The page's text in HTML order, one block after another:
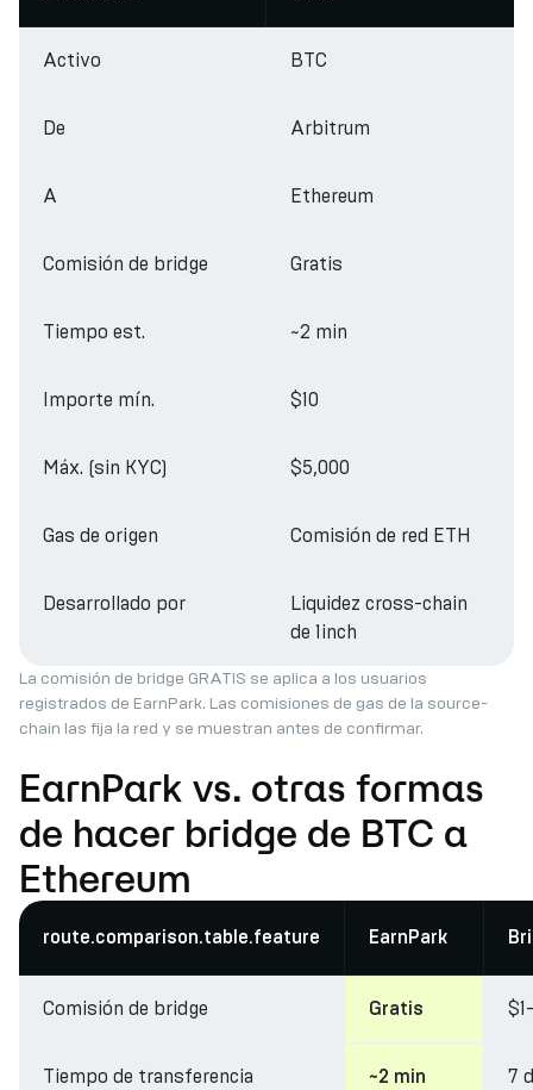
Activo BTC
De Arbitrum
A Ethereum
Comisión de bridge Gratis
Tiempo est. ~2 min
Importe mín. $10
Máx. (sin KYC) $5,000
Gas de origen Comisión de red ETH
Desarrollado por
Liquidez cross-chain
de 1inch
La comisión de bridge GRATIS se aplica a los usuarios
registrados de EarnPark. Las comisiones de gas de la source-
chain las fija la red y se muestran antes de confirmar.
EarnPark vs. otras formas
de hacer bridge de BTC a
Ethereum
route.comparison.table.feature EarnPark
Comisión de bridge Gratis
Tiempo de transferencia ~2 min 7